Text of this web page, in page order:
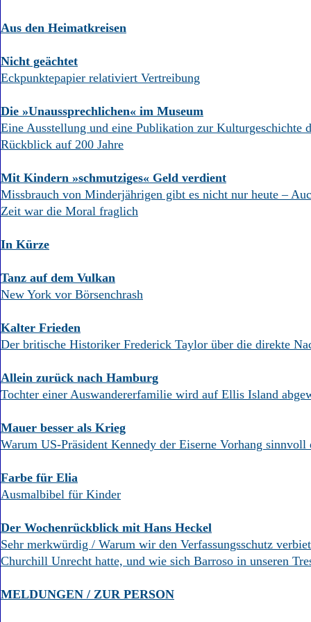
Aus den Heimatkreisen
Nicht geächtet
Eckpunktepapier relativiert Vertreibung
Die »Unaussprechlichen« im Museum
Eine Ausstellung und eine Publikation zur Kulturgeschichte
Rückblick auf 200 Jahre
Mit Kindern »schmutziges« Geld verdient
Missbrauch von Minderjährigen gibt es nicht nur heute –
Zeit war die Moral fraglich
In Kürze
Tanz auf dem Vulkan
New York vor Börsenchrash
Kalter Frieden
Der britische Historiker Frederick Taylor über die direkte
Allein zurück nach Hamburg
Tochter einer Auswandererfamilie wird auf Ellis Island
Mauer besser als Krieg
Warum US-Präsident Kennedy der Eiserne Vorhang sinnvoll
Farbe für Elia
Ausmalbibel für Kinder
Der Wochenrückblick mit Hans Heckel
Sehr merkwürdig / Warum wir den Verfassungsschutz
Churchill Unrecht hatte, und wie sich Barroso in unseren
MELDUNGEN / ZUR PERSON